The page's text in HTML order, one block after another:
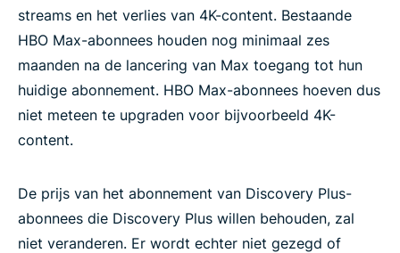
streams en het verlies van 4K-content. Bestaande
HBO Max-abonnees houden nog minimaal zes
maanden na de lancering van Max toegang tot hun
huidige abonnement. HBO Max-abonnees hoeven dus
niet meteen te upgraden voor bijvoorbeeld 4K-
content.
De prijs van het abonnement van Discovery Plus-
abonnees die Discovery Plus willen behouden, zal
niet veranderen. Er wordt echter niet gezegd of